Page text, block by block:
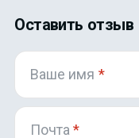
Оставить отзыв
Ваше имя *
Почта*